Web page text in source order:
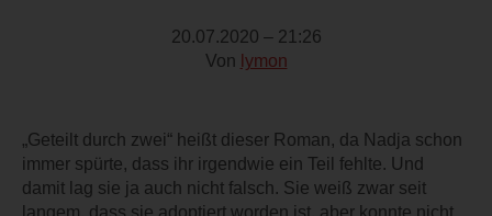
20.07.2020 – 21:26
Von lymon
„Geteilt durch zwei“ heißt dieser Roman, da Nadja schon
immer spürte, dass ihr irgendwie ein Teil fehlte. Und
damit lag sie ja auch nicht falsch. Sie weiß zwar seit
langem, dass sie adoptiert worden ist, aber konnte nicht